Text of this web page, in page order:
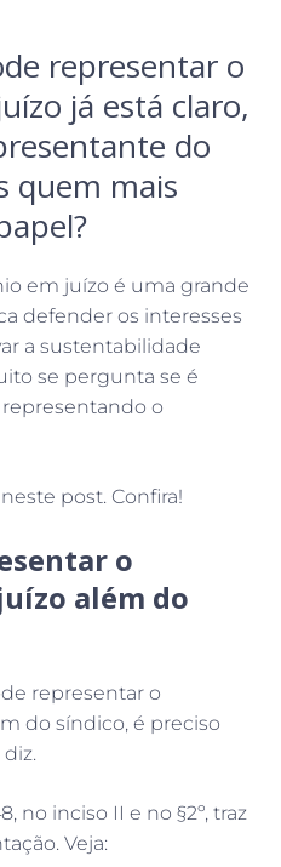
representar o
já está claro,
do
quem mais
em juízo é uma grande
defender os interesses
a sustentabilidade
se pergunta se é
o
post. Confira!
o
além do
representar o
do síndico, é preciso
no inciso II e no §2º, traz
Veja: